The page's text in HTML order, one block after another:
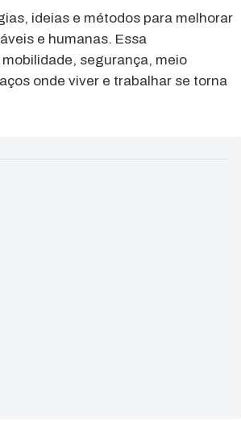
ideias e métodos para melhorar
e humanas. Essa
segurança, meio
onde viver e trabalhar se torna